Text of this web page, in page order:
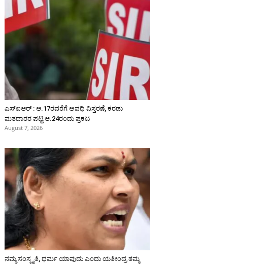
ಎಸ್‌ಐಆರ್‌ : ಆ.17ರವರೆಗೆ ಅವಧಿ ವಿಸ್ತರಣೆ, ಕರಡು
ಮತದಾರರ ಪಟ್ಟಿ ಆ.24ರಂದು ಪ್ರಕಟ
August 7, 2026
ನಮ್ಮ ಸಂಸ್ಕೃತಿ, ಧರ್ಮ ಯಾವುದು ಎಂದು ಯತೀಂದ್ರ ತಮ್ಮ